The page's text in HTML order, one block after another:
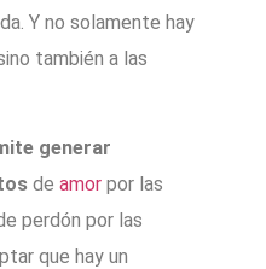
Y no solamente hay
también a las
generar
de amor por las
perdón por las
que hay un